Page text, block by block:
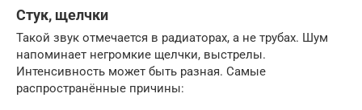
Стук, щелчки
Такой звук отмечается в радиаторах, а не трубах. Шум
напоминает негромкие щелчки, выстрелы.
Интенсивность может быть разная. Самые
распространённые причины: